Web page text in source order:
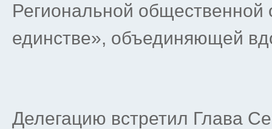
Региональной общественной
единстве», объединяющей
Делегацию встретил Глава